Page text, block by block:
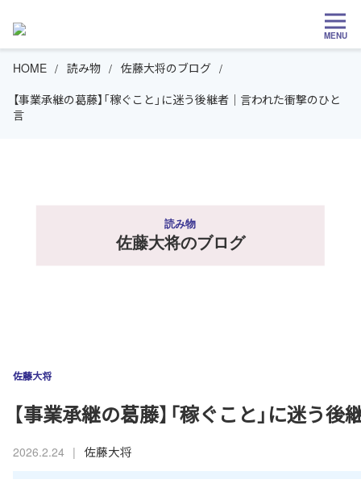
MENU
HOME 読み物
佐藤大将のブログ
【事業承継の葛藤】「稼ぐこと」に迷う後継者｜言われた衝撃のひと
言
読み物
佐藤大将のブログ
佐藤大将
【事業承継の葛藤】「稼ぐこと」に迷う
2026.2.24 | 佐藤大将